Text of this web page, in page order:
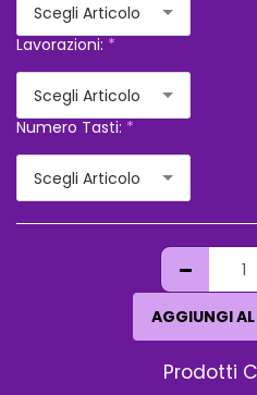
Scegli Articolo
Lavorazioni: *
Scegli Articolo
Numero Tasti: *
Scegli Articolo
AGGIUNGI AL
Prodotti